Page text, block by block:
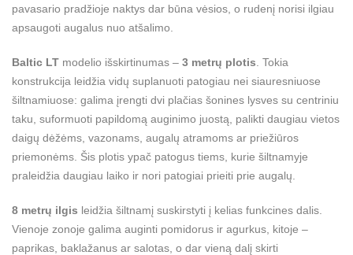
pavasario pradžioje naktys dar būna vėsios, o rudenį norisi ilgiau
apsaugoti augalus nuo atšalimo.
Baltic LT modelio išskirtinumas – 3 metrų plotis . Tokia
konstrukcija leidžia vidų suplanuoti patogiau nei siauresniuose
šiltnamiuose: galima įrengti dvi plačias šonines lysves su centriniu
taku, suformuoti papildomą auginimo juostą, palikti daugiau vietos
daigų dėžėms, vazonams, augalų atramoms ar priežiūros
priemonėms. Šis plotis ypač patogus tiems, kurie šiltnamyje
praleidžia daugiau laiko ir nori patogiai prieiti prie augalų.
8 metrų ilgis leidžia šiltnamį suskirstyti į kelias funkcines dalis.
Vienoje zonoje galima auginti pomidorus ir agurkus, kitoje –
paprikas, baklažanus ar salotas, o dar vieną dalį skirti